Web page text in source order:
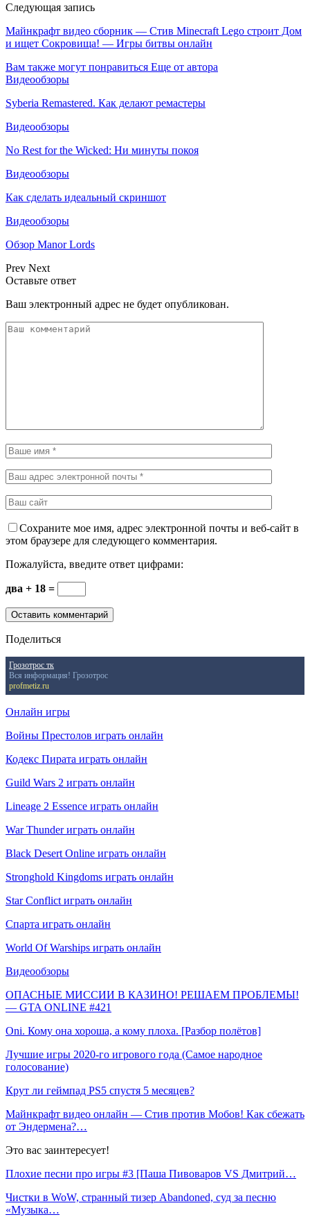
Следующая запись
Майнкрафт видео сборник — Стив Minecraft Lego строит Дом
и ищет Сокровища! — Игры битвы онлайн
Вам также могут понравиться Еще от автора
Видеообзоры
Syberia Remastered. Как делают ремастеры
Видеообзоры
No Rest for the Wicked: Ни минуты покоя
Видеообзоры
Как сделать идеальный скриншот
Видеообзоры
Обзор Manor Lords
Prev Next
Оставьте ответ
Ваш электронный адрес не будет опубликован.
Сохраните мое имя, адрес электронной почты и веб-сайт в
этом браузере для следующего комментария.
Пожалуйста, введите ответ цифрами:
два + 18 =
Поделиться
Грозотрос тк
Вся информация! Грозотрос
profmetiz.ru
Онлайн игры
Войны Престолов играть онлайн
Кодекс Пирата играть онлайн
Guild Wars 2 играть онлайн
Lineage 2 Essence играть онлайн
War Thunder играть онлайн
Black Desert Online играть онлайн
Stronghold Kingdoms играть онлайн
Star Conflict играть онлайн
Спарта играть онлайн
World Of Warships играть онлайн
Видеообзоры
ОПАСНЫЕ МИССИИ В КАЗИНО! РЕШАЕМ ПРОБЛЕМЫ!
— GTA ONLINE #421
Oni. Кому она хороша, а кому плоха. [Разбор полётов]
Лучшие игры 2020-го игрового года (Самое народное
голосование)
Крут ли геймпад PS5 спустя 5 месяцев?
Майнкрафт видео онлайн — Стив против Мобов! Как сбежать
от Эндермена?…
Это вас заинтересует!
Плохие песни про игры #3 [Паша Пивоваров VS Дмитрий…
Чистки в WoW, странный тизер Abandoned, суд за песню
«Музыка…